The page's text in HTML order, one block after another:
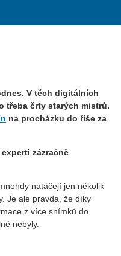
V těch digitálních
třeba črty starých mistrů.
na procházku do říše za
zázračně
natáčejí jen několik
Je ale pravda, že díky
z více snímků do
nebyly.